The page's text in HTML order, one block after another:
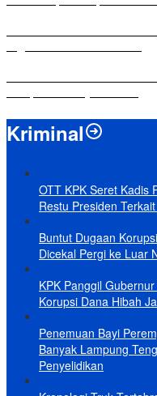
Kriminal
OTT KPK Seret Kadis
Restu Presiden
Buntut Dugaan
Dicekal Pergi ke Luar
KPK Panggil
Korupsi Dana Hibah
Penemuan Bayi
Banyak Lampung
Penyelidikan